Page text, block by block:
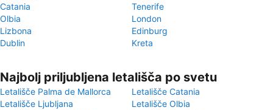
Catania
Tenerife
Olbia
London
Lizbona
Edinburg
Dublin
Kreta
Najbolj priljubljena letališča po svetu
Letališče Palma de Mallorca
Letališče Catania
Letališče Ljubljana
Letališče Olbia